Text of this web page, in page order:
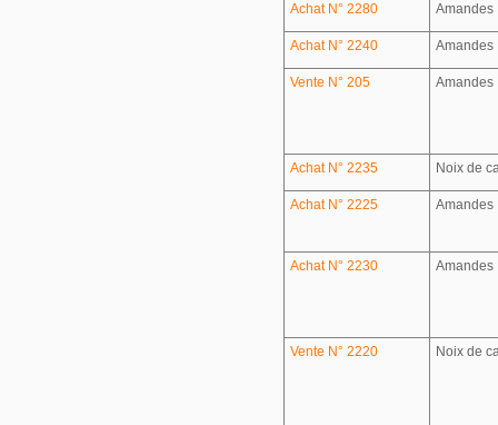
Achat N° 2280 Amandes
Achat N° 2240 Amandes
Vente N° 205 Amandes
Achat N° 2235 Noix de
Achat N° 2225 Amandes
Achat N° 2230 Amandes
Vente N° 2220 Noix de